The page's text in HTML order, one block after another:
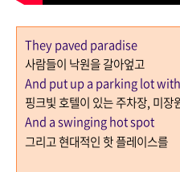
They paved paradise
사람들이 낙원을 갈아엎고
And put up a parking lot
핑크빛 호텔이 있는 주차장, 미장
And a swinging hot spot
그리고 현대적인 핫 플레이스를